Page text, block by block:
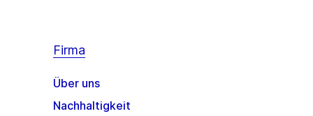
Firma
Über uns
Nachhaltigkeit